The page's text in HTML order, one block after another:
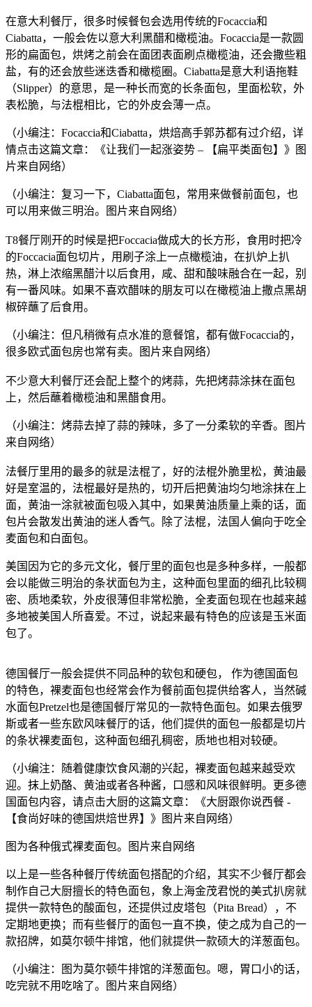
在意大利餐厅，很多时候餐包会选用传统的Focaccia和
Ciabatta，一般会佐以意大利黑醋和橄榄油。Focaccia是一款圆
形的扁面包，烘烤之前会在面团表面刷点橄榄油，还会撒些粗
盐，有的还会放些迷迭香和橄榄圈。Ciabatta是意大利语拖鞋
（Slipper）的意思，是一种长而宽的长条面包，里面松软，外
表松脆，与法棍相比，它的外皮会薄一点。
（小编注：Focaccia和Ciabatta，烘焙高手郭苏都有过介绍，详
情点击这篇文章：《让我们一起涨姿势 – 【扁平类面包】》图
片来自网络）
（小编注：复习一下，Ciabatta面包，常用来做餐前面包，也
可以用来做三明治。图片来自网络）
T8餐厅刚开的时候是把Foccacia做成大的长方形，食用时把冷
的Foccacia面包切片，用刷子涂上一点橄榄油，在扒炉上扒
热，淋上浓缩黑醋汁以后食用，咸、甜和酸味融合在一起，别
有一番风味。如果不喜欢醋味的朋友可以在橄榄油上撒点黑胡
椒碎蘸了后食用。
（小编注：但凡稍微有点水准的意餐馆，都有做Focaccia的，
很多欧式面包房也常有卖。图片来自网络）
不少意大利餐厅还会配上整个的烤蒜，先把烤蒜涂抹在面包
上，然后蘸着橄榄油和黑醋食用。
（小编注：烤蒜去掉了蒜的辣味，多了一分柔软的辛香。图片
来自网络）
法餐厅里用的最多的就是法棍了，好的法棍外脆里松，黄油最
好是室温的，法棍最好是热的，切开后把黄油均匀地涂抹在上
面，黄油一涂就被面包吸入其中，如果黄油质量上乘的话，面
包片会散发出黄油的迷人香气。除了法棍，法国人偏向于吃全
麦面包和白面包。
美国因为它的多元文化，餐厅里的面包也是多种多样，一般都
会以能做三明治的条状面包为主，这种面包里面的细孔比较稠
密、质地柔软，外皮很薄但非常松脆，全麦面包现在也越来越
多地被美国人所喜爱。不过，说起来最有特色的应该是玉米面
包了。
德国餐厅一般会提供不同品种的软包和硬包， 作为德国面包
的特色，裸麦面包也经常会作为餐前面包提供给客人，当然碱
水面包Pretzel也是德国餐厅常见的一款特色面包。如果去俄罗
斯或者一些东欧风味餐厅的话，他们提供的面包一般都是切片
的条状裸麦面包，这种面包细孔稠密，质地也相对较硬。
（小编注：随着健康饮食风潮的兴起，裸麦面包越来越受欢
迎。抹上奶酪、黄油或者各种酱，口感和风味很鲜明。更多德
国面包内容，请点击大厨的这篇文章：《大厨跟你说西餐 -
【食尚好味的德国烘焙世界】》图片来自网络）
图为各种俄式裸麦面包。图片来自网络
以上是一些各种餐厅传统面包搭配的介绍，其实不少餐厅都会
制作自己大厨擅长的特色面包，象上海金茂君悦的美式扒房就
提供一款特色的酸面包，还提供过皮塔包（Pita Bread），不
定期地更换；而有些餐厅的面包一直不换，使之成为自己的一
款招牌，如莫尔顿牛排馆，他们就提供一款硕大的洋葱面包。
（小编注：图为莫尔顿牛排馆的洋葱面包。嗯，胃口小的话，
吃完就不用吃啥了。图片来自网络）